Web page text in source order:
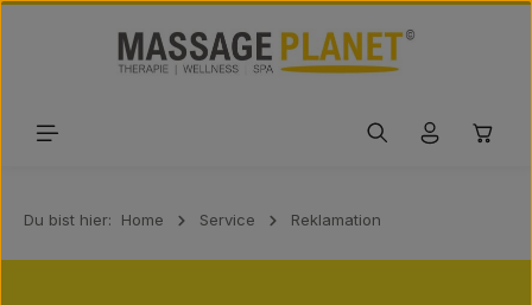
Du bist hier: Home Service Reklamation